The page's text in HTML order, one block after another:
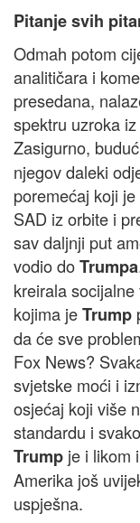
Pitanje svih
Odmah potom
analitičara i
presedana,
spektru uzroka
Zasigurno,
njegov daleki
poremećaj koji
SAD iz orbite i
sav daljnji put
vodio doTrumpa
kreirala
kojima jeTrump
da će sve
Fox News?
svjetske moći i
osjećaj koji više
standardu i
Trump je i likom
Amerika još
uspješna.